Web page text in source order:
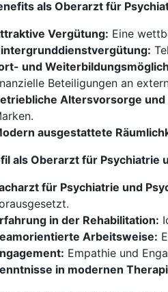
als Oberarzt für
Vergütung: Eine
und
Beteiligungen an
Altersvorsorge
ausgestattete
als Oberarzt für Psychiatrie
für Psychiatrie und
in der Rehabilitation:
Arbeitsweise:
Empathie und
in modernen